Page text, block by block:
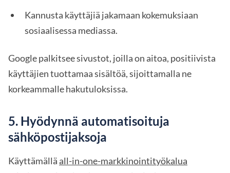
Kannusta käyttäjiä jakamaan kokemuksiaan
sosiaalisessa mediassa.
Google palkitsee sivustot, joilla on aitoa, positiivista
käyttäjien tuottamaa sisältöä, sijoittamalla ne
korkeammalle hakutuloksissa.
5. Hyödynnä automatisoituja
sähköpostijaksoja
Käyttämällä all-in-one-markkinointityökalua